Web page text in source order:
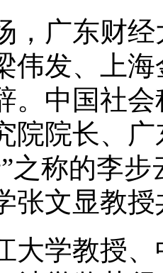
，广东财
伟发、上
。中国社
院院长、
之称的李
张文显教
大学教授